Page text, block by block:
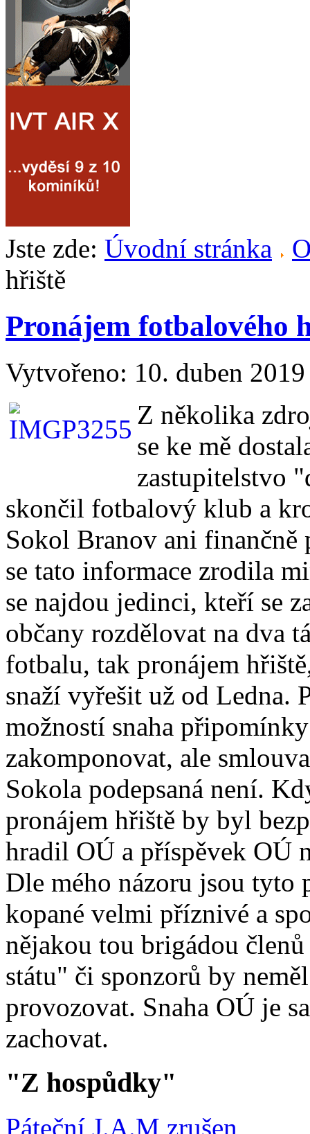
Jste zde: Úvodní stránka
hřiště
Pronájem fotbalového
Vytvořeno: 10. duben 2019
Z několika
se ke mě
zastupitelstvo
skončil fotbalový klub a
Sokol Branov ani finančně
se tato informace zrodila
se najdou jedinci, kteří se
občany rozdělovat na dva
fotbalu, tak pronájem
snaží vyřešit už od Ledna.
možností snaha
zakomponovat, ale
Sokola podepsaná není.
pronájem hřiště by byl
hradil OÚ a příspěvek OÚ
Dle mého názoru jsou
kopané velmi příznivé a
nějakou tou brigádou
státu" či sponzorů by
provozovat. Snaha OÚ je
zachovat.
"Z hospůdky"
Páteční J.A.M zrušen